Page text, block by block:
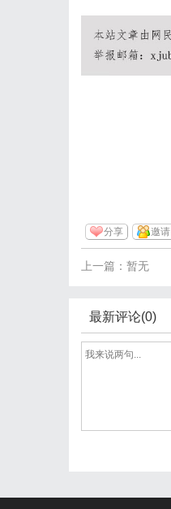
分享 邀请
上一篇：暂无
最新评论(0)